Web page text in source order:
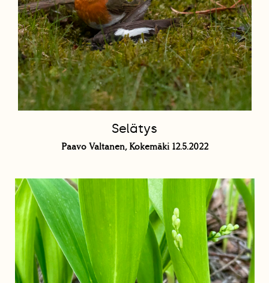
Selätys
Paavo Valtanen, Kokemäki 12.5.2022